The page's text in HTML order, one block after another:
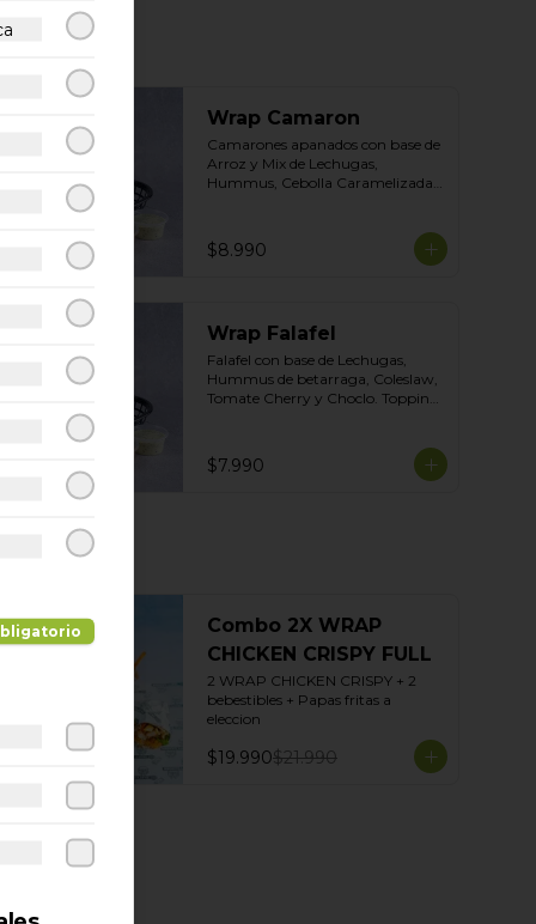
Wrap Camaron
Camarones apanados con base de
Arroz y Mix de Lechugas,
Hummus, Cebolla Caramelizada
$8.990
Wrap Falafel
Falafel con base de Lechugas,
Hummus de betarraga, Coleslaw,
Tomate Cherry y Choclo. Topping
$7.990
Combo 2X WRAP
CHICKEN CRISPY FULL
2 WRAP CHICKEN CRISPY + 2
bebestibles + Papas fritas a
eleccion
$19.990$21.990